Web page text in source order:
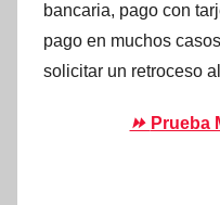
bancaria, pago con
pago en muchos casos
solicitar un retroceso
⏩ Prueba